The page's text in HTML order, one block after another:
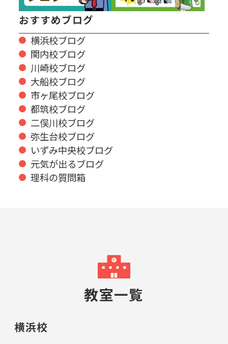
おすすめブログ
横浜校ブログ
関内校ブログ
川崎校ブログ
大船校ブログ
市ヶ尾校ブログ
都筑校ブログ
二俣川校ブログ
弥生台校ブログ
いずみ中央校ブログ
元気が出るブログ
理科の質問箱
教室一覧
横浜校